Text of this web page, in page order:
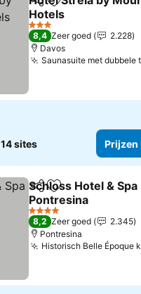
DelenToevoegen aan
Hotels
Prijzen bekijken
3 Sterren
8,4 Zeer goed
2.228
Davos
Saunasuite met dubbele
14 sites Prijzen
DelenToevoegen aan
Schloss Hotel & Spa
Pontresina
Prijzen bekijken
4 Sterren
8,2 Zeer goed
2.345
Pontresina
Historisch Belle Époque